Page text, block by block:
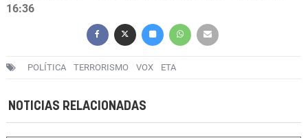
16:36
POLÍTICA TERRORISMO VOX ETA
NOTICIAS RELACIONADAS